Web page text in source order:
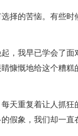
择的苦恼。有些
，我早已学会了
慷慨地给这个糟
天重复着让人抓
的假象，我们却一